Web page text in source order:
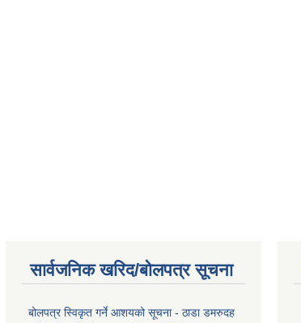
सार्वजनिक खरिद/बोलपत्र सूचना
बोलपत्र स्विकृत गर्ने आशयको सूचना - ठाडा डमरुदह